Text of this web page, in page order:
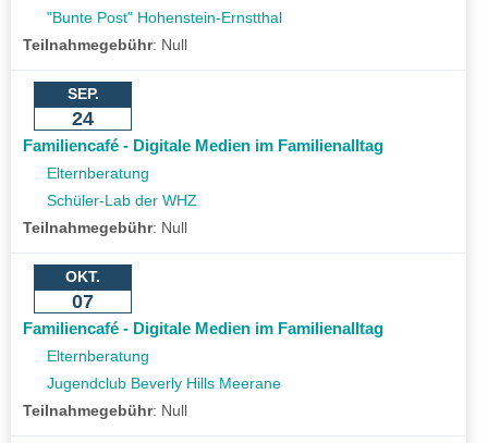
"Bunte Post" Hohenstein-Ernstthal
Teilnahmegebühr: Null
SEP.
24
Familiencafé - Digitale Medien im Familienalltag
Elternberatung
Schüler-Lab der WHZ
Teilnahmegebühr: Null
OKT.
07
Familiencafé - Digitale Medien im Familienalltag
Elternberatung
Jugendclub Beverly Hills Meerane
Teilnahmegebühr: Null